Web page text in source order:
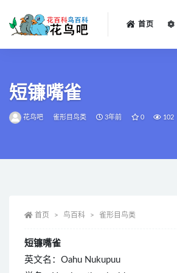
首页
短镰嘴雀
花鸟吧 雀形目鸟类 3年前 0 102
首页 鸟百科 雀形目鸟类
短镰嘴雀
英文名：Oahu Nukupuu